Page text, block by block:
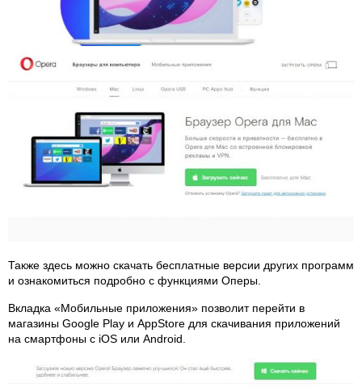
Также здесь можно скачать бесплатные версии других программ
и ознакомиться подробно с функциями Оперы.
Вкладка «Мобильные приложения» позволит перейти в
магазины Google Play и AppStore для скачивания приложений
на смартфоны с iOS или Android.